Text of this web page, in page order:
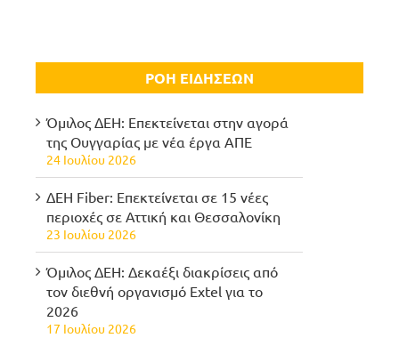
ΡΟΗ ΕΙΔΗΣΕΩΝ
Όμιλος ΔΕΗ: Επεκτείνεται στην αγορά
της Ουγγαρίας με νέα έργα ΑΠΕ
24 Ιουλίου 2026
ΔΕΗ Fiber: Επεκτείνεται σε 15 νέες
περιοχές σε Αττική και Θεσσαλονίκη
23 Ιουλίου 2026
Όμιλος ΔΕΗ: Δεκαέξι διακρίσεις από
τον διεθνή οργανισμό Extel για το
2026
17 Ιουλίου 2026